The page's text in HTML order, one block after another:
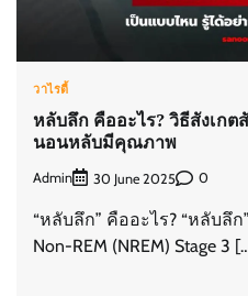
วาไรตี้
หลับลึก คืออะไร? วิธีสังเก
นอนหลับมีคุณภาพ
Admin 30 June 2025 0
“หลับลึก” คืออะไร? “หลับลึก
Non-REM (NREM) Stage 3